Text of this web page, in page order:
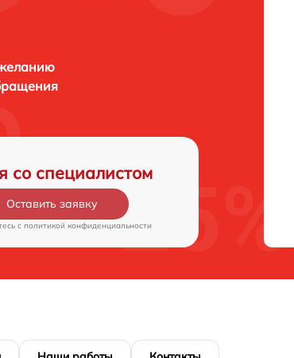
со специалистом
Оставить заявку
c политикой конфиденциальности